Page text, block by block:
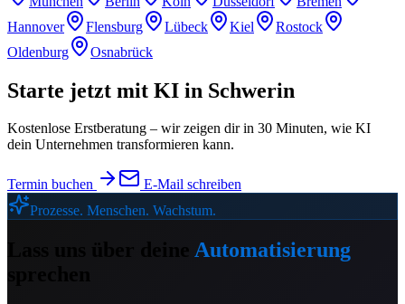
Hannover
Flensburg Lübeck Kiel
Rostock
Oldenburg
Osnabrück
Starte jetzt mit KI in Schwerin
Kostenlose Erstberatung – wir zeigen dir in 30 Minuten, wie KI
dein Unternehmen transformieren kann.
Termin buchen
E-Mail schreiben
Prozesse. Menschen. Wachstum.
Automatisierung